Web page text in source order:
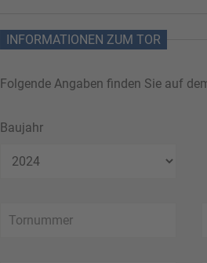
INFORMATIONEN ZUM TOR
Folgende Angaben finden Sie auf
Baujahr